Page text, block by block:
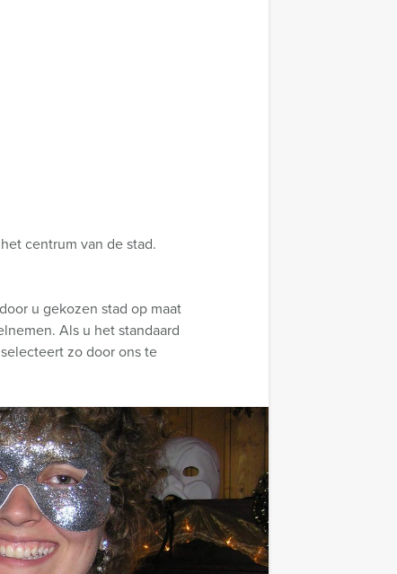
centrum van de stad.
u gekozen stad op maat
Als u het standaard
zo door ons te